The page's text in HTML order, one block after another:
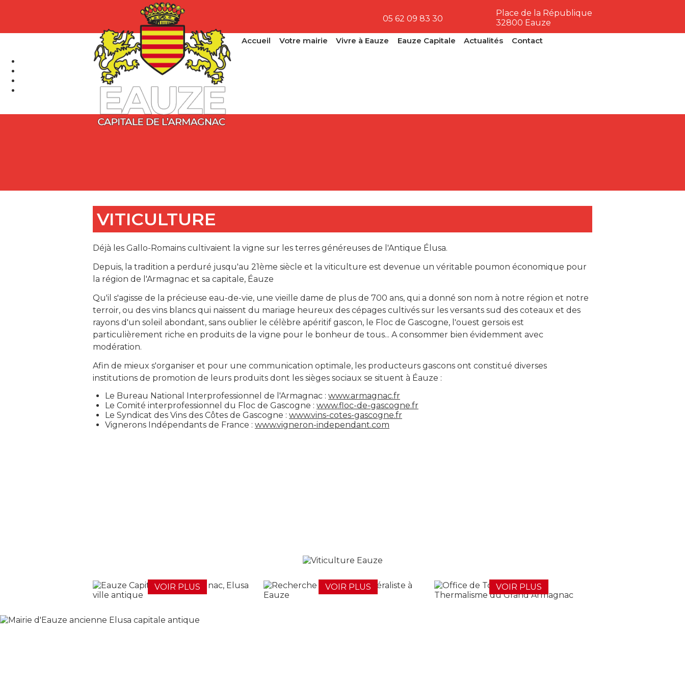
05 62 09 83 30
Place de la République
32800 Eauze
Accueil
Votre mairie Vivre à Eauze Eauze Capitale Actualités Contact
VITICULTURE
Déjà les Gallo-Romains cultivaient la vigne sur les terres généreuses de l'Antique Élusa.
Depuis, la tradition a perduré jusqu'au 21ème siècle et la viticulture est devenue un véritable poumon économique pour
la région de l'Armagnac et sa capitale, Éauze
Qu'il s'agisse de la précieuse eau-de-vie, une vieille dame de plus de 700 ans, qui a donné son nom à notre région et notre
terroir, ou des vins blancs qui naissent du mariage heureux des cépages cultivés sur les versants sud des coteaux et des
rayons d'un soleil abondant, sans oublier le célèbre apéritif gascon, le Floc de Gascogne, l'ouest gersois est
particulièrement riche en produits de la vigne pour le bonheur de tous... A consommer bien évidemment avec
modération.
Afin de mieux s'organiser et pour une communication optimale, les producteurs gascons ont constitué diverses
institutions de promotion de leurs produits dont les sièges sociaux se situent à Éauze :
Le Bureau National Interprofessionnel de l'Armagnac : www.armagnac.fr
Le Comité interprofessionnel du Floc de Gascogne : www.floc-de-gascogne.fr
Le Syndicat des Vins des Côtes de Gascogne : www.vins-cotes-gascogne.fr
Vignerons Indépendants de France : www.vigneron-independant.com
VOIR PLUS VOIR PLUS VOIR PLUS